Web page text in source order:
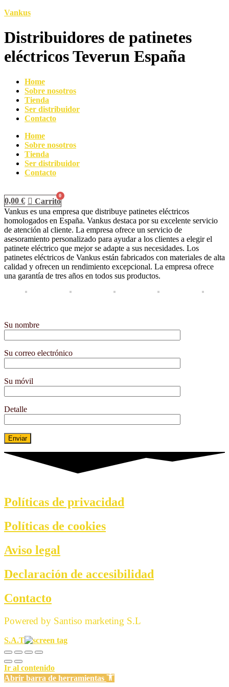
Vankus
Distribuidores de patinetes
eléctricos Teverun España
Home
Sobre nosotros
Tienda
Ser distribuidor
Contacto
Home
Sobre nosotros
Tienda
Ser distribuidor
Contacto
0,00 €
Carrito
Vankus es una empresa que distribuye patinetes eléctricos
homologados en España. Vankus destaca por su excelente servicio
de atención al cliente. La empresa ofrece un servicio de
asesoramiento personalizado para ayudar a los clientes a elegir el
patinete eléctrico que mejor se adapte a sus necesidades. Los
patinetes eléctricos de Vankus están fabricados con materiales de alta
calidad y ofrecen un rendimiento excepcional. La empresa ofrece
una garantía de tres años en todos sus productos.
Su nombre
Su correo electrónico
Su móvil
Detalle
Políticas de privacidad
Políticas de cookies
Aviso legal
Declaración de accesibilidad
Contacto
Powered by Santiso marketing S.L
S.A.T
Ir al contenido
Abrir barra de herramientas